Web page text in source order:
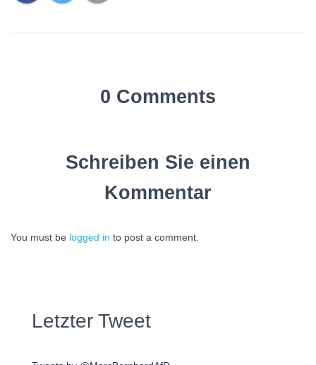
0 Comments
Schreiben Sie einen
Kommentar
You must be logged in to post a comment.
Letzter Tweet